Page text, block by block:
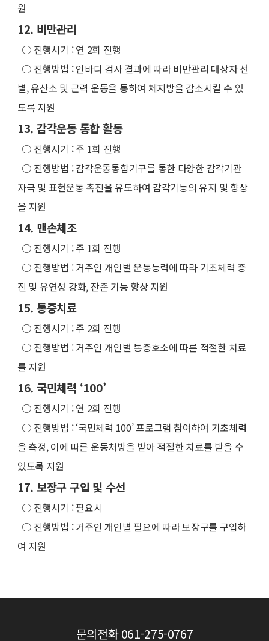
원
12. 비만관리
○ 진행시기 : 연 2회 진행
○ 진행방법 : 인바디 검사 결과에 따라 비만관리 대상자 선
별, 유산소 및 근력 운동을 통하여 체지방을 감소시킬 수 있
도록 지원
13. 감각운동 통합 활동
○ 진행시기 : 주 1회 진행
○ 진행방법 : 감각운동통합기구를 통한 다양한 감각기관
자극 및 표현운동 촉진을 유도하여 감각기능의 유지 및 향상
을 지원
14. 맨손체조
○ 진행시기 : 주 1회 진행
○ 진행방법 : 거주인 개인별 운동능력에 따라 기초체력 증
진 및 유연성 강화, 잔존 기능 향상 지원
15. 통증치료
○ 진행시기 : 주 2회 진행
○ 진행방법 : 거주인 개인별 통증호소에 따른 적절한 치료
를 지원
16. 국민체력 ‘100’
○ 진행시기 : 연 2회 진행
○ 진행방법 : ‘국민체력 100’ 프로그램 참여하여 기초체력
을 측정, 이에 따른 운동처방을 받아 적절한 치료를 받을 수
있도록 지원
17. 보장구 구입 및 수선
○ 진행시기 : 필요시
○ 진행방법 : 거주인 개인별 필요에 따라 보장구를 구입하
여 지원
문의전화061-275-0767